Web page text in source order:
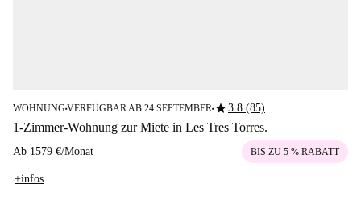
WOHNUNG■VERFÜGBAR AB 24 SEPTEMBER■star3.8 (85)
1-Zimmer-Wohnung zur Miete in Les Tres Torres.
Ab 1579 €/Monat BIS ZU 5 % RABATT
+infos